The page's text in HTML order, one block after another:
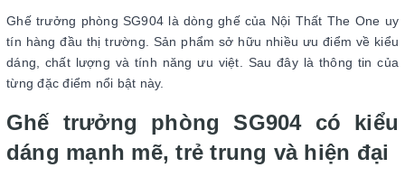
Ghế trưởng phòng SG904 là dòng ghế của Nội Thất The One uy
tín hàng đầu thị trường. Sản phẩm sở hữu nhiều ưu điểm về kiểu
dáng, chất lượng và tính năng ưu việt. Sau đây là thông tin của
từng đặc điểm nổi bật này.
Ghế trưởng phòng SG904 có kiểu
dáng mạnh mẽ, trẻ trung và hiện đại